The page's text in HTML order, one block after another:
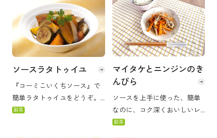
ソースラタトゥイユ
『コーミこいくちソース』で
簡単ラタトゥイユをどうぞ。
お好みのお野菜を使って、ア
副菜
マイタケとニンジンのき
んぴら
ソースを上手に使った、簡単
なのに、コク深くおいしいレ
シピです。まいたけのうま味
副菜